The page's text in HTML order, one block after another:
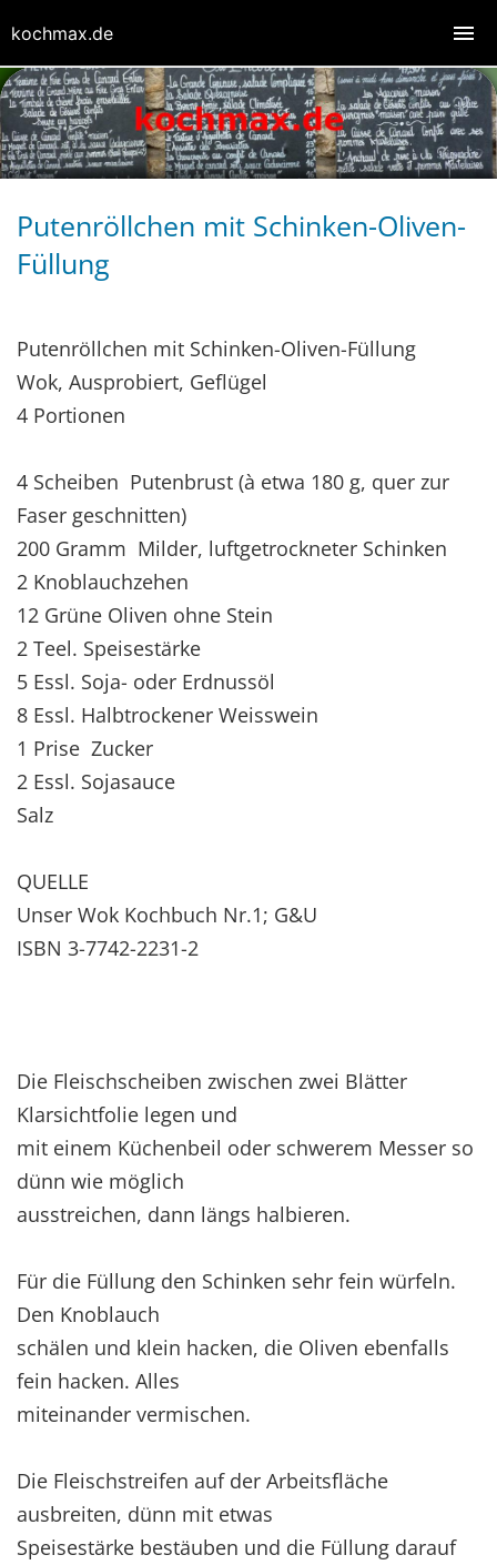
Putenröllchen mit Schinken-Oliven-
Füllung
Putenröllchen mit Schinken-Oliven-Füllung
Wok, Ausprobiert, Geflügel
4 Portionen
4 Scheiben Putenbrust (à etwa 180 g, quer zur
Faser geschnitten)
200 Gramm Milder, luftgetrockneter Schinken
2 Knoblauchzehen
12 Grüne Oliven ohne Stein
2 Teel. Speisestärke
5 Essl. Soja- oder Erdnussöl
8 Essl. Halbtrockener Weisswein
1 Prise Zucker
2 Essl. Sojasauce
Salz
QUELLE
Unser Wok Kochbuch Nr.1; G&U
ISBN 3-7742-2231-2
Die Fleischscheiben zwischen zwei Blätter
Klarsichtfolie legen und
mit einem Küchenbeil oder schwerem Messer so
dünn wie möglich
ausstreichen, dann längs halbieren.
Für die Füllung den Schinken sehr fein würfeln.
Den Knoblauch
schälen und klein hacken, die Oliven ebenfalls
fein hacken. Alles
miteinander vermischen.
Die Fleischstreifen auf der Arbeitsfläche
ausbreiten, dünn mit etwas
Speisestärke bestäuben und die Füllung darauf
kochmax.de